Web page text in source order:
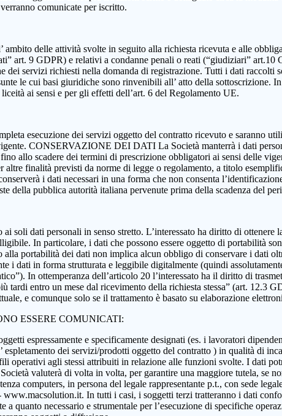
comunicate per iscritto.
ambito delle attività svolte in seguito alla richiesta ricevuta e alle
art. 9 GDPR) e relativi a condanne penali o reati (“giudiziari” art.10
dei servizi richiesti nella domanda di registrazione. Tutti i dati raccolti
le cui basi giuridiche sono rinvenibili all’ atto della sottoscrizione.
ai sensi e per gli effetti dell’art. 6 del Regolamento UE.
esecuzione dei servizi oggetto del contratto ricevuto e saranno
CONSERVAZIONE DEI DATI La Società manterrà i dati
allo scadere dei termini di prescrizione obbligatori ai sensi delle
finalità previsti da norme di legge o regolamento, a titolo
i dati necessari in una forma che non consenta
della pubblica autorità italiana pervenute prima della scadenza del
soli dati personali in senso stretto. L’interessato ha diritto di ottenere
In particolare, i dati che possono essere oggetto di portabilità
portabilità dei dati non implica alcun obbligo di conservare i dati
i dati in forma strutturata e leggibile digitalmente (quindi
In ottemperanza dell’articolo 20 l’interessato ha il diritto di
tardi entro un mese dal ricevimento della richiesta stessa” (art. 12.3
e comunque solo se il trattamento è basato su elaborazione
ESSERE COMUNICATI:
espressamente e specificamente designati (es. i lavoratori
dei servizi/prodotti oggetto del contratto ) in qualità di
operativi agli stessi attribuiti in relazione alle funzioni svolte. I dati
valuterà di volta in volta, per garantire una maggiore tutela, se
computers, in persona del legale rappresentante p.t., con sede
In tutti i casi, i soggetti terzi tratteranno i dati
quanto necessario e strumentale per l’esecuzione di specifiche